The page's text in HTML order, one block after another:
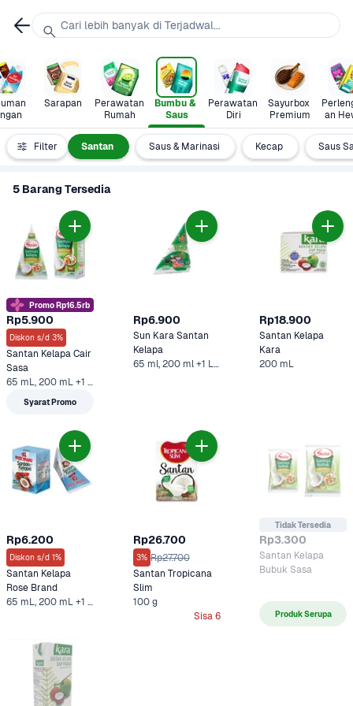
Sarapan
Perawatan
Rumah
Bumbu &
Saus
Perawatan
Diri
Sayurbox
Premium
an
Filter
Instan Santan Saus & Marinasi Kecap Saus
5 Barang Tersedia
Promo Rp16.5rb
Rp5.900
Diskon s/d 3%
Santan Kelapa Cair
Sasa
65 mL, 200 mL +1 Lainnya
Syarat Promo
Rp6.900
Sun Kara Santan
Kelapa
65 ml, 200 ml +1 Lainnya
Rp18.900
Santan Kelapa
Kara
200 mL
Rp6.200
Diskon s/d 1%
Santan Kelapa
Rose Brand
65 mL, 200 mL +1 Lainnya
Rp26.700
3% Rp27.700
Santan Tropicana
Slim
100 g
Sisa 6
Tidak Tersedia
Rp3.300
Santan Kelapa
Bubuk Sasa
Produk Serupa
Cari lebih banyak di Terjadwal...